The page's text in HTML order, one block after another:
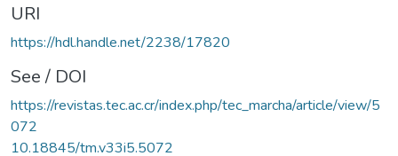
URI
https://hdl.handle.net/2238/17820
See / DOI
https://revistas.tec.ac.cr/index.php/tec_marcha/article/view/5
072
10.18845/tm.v33i5.5072